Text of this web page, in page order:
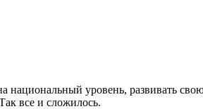
национальный уровень, развивать
все и сложилось.